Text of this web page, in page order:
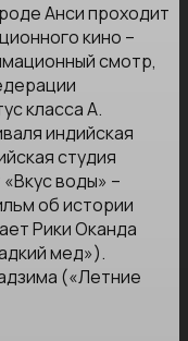
Анси проходит
кино –
смотр,
класса А.
индийская
студия
воды» –
об истории
Рики Оканда
мед»).
(«Летние